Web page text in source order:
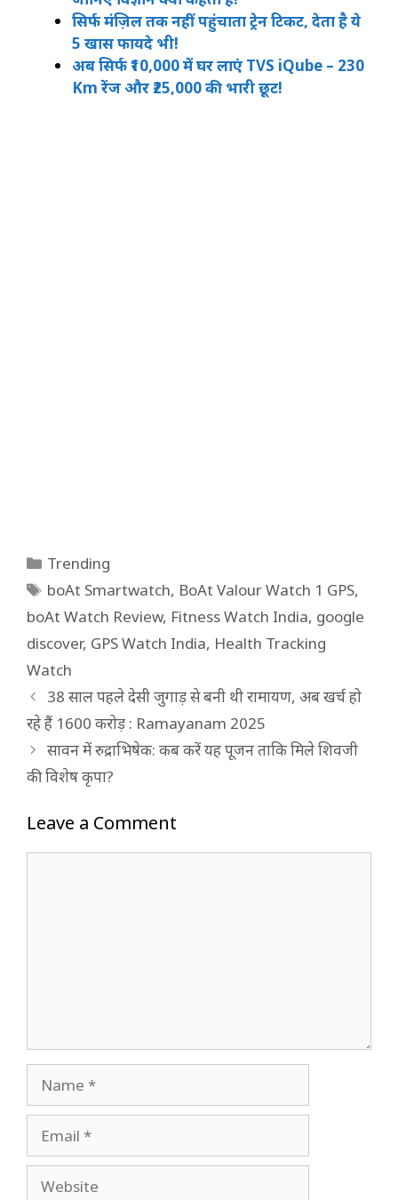
सिर्फ मंज़िल तक नहीं पहुंचाता ट्रेन टिकट, देता है ये
5 खास फायदे भी!
अब सिर्फ ₹10,000 में घर लाएं TVS iQube – 230
Km रेंज और ₹25,000 की भारी छूट!
Categories
Trending
Tags
boAt Smartwatch, BoAt Valour Watch 1 GPS,
boAt Watch Review, Fitness Watch India, google
discover, GPS Watch India, Health Tracking
Watch
38 साल पहले देसी जुगाड़ से बनी थी रामायण, अब खर्च हो
रहे हैं 1600 करोड़ : Ramayanam 2025
सावन में रुद्राभिषेक: कब करें यह पूजन ताकि मिले शिवजी
की विशेष कृपा?
Leave a Comment